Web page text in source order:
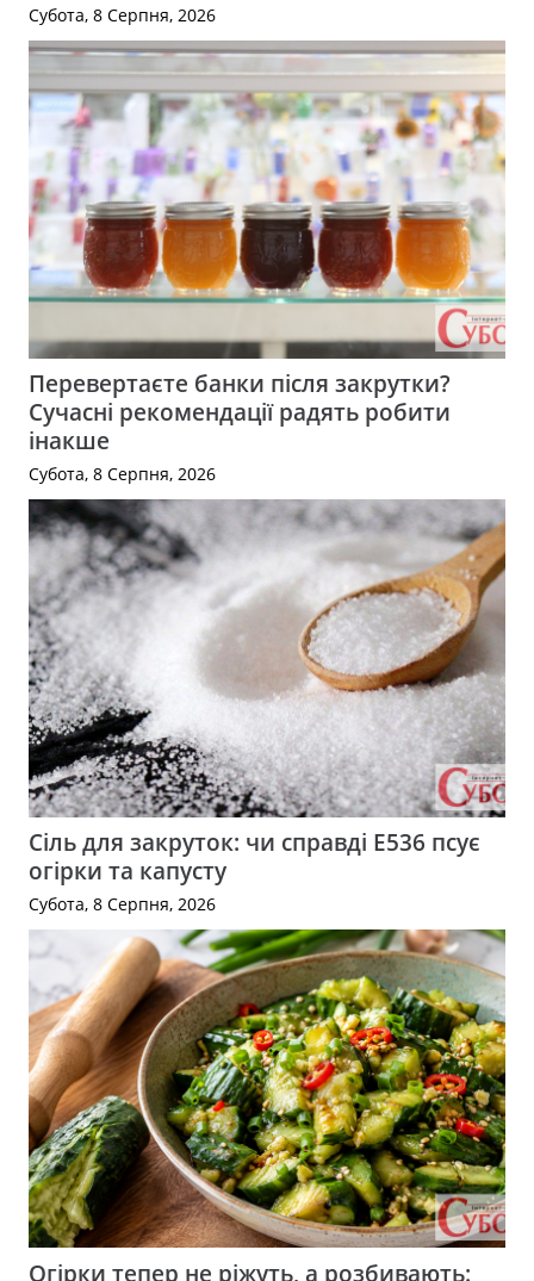
Субота, 8 Серпня, 2026
Перевертаєте банки після закрутки?
Сучасні рекомендації радять робити
інакше
Субота, 8 Серпня, 2026
Сіль для закруток: чи справді Е536 псує
огірки та капусту
Субота, 8 Серпня, 2026
Огірки тепер не ріжуть, а розбивають: